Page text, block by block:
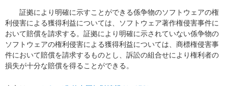
証拠により明確に示すことができる係争物のソフトウェアの権
利侵害による獲得利益については、ソフトウェア著作権侵害事件に
おいて賠償を請求する。証拠により明確に示されていない係争物の
ソフトウェアの権利侵害による獲得利益については、商標権侵害事
件において賠償を請求するものとし、訴訟の組合せにより権利者の
損失が十分な賠償を得ることができる。